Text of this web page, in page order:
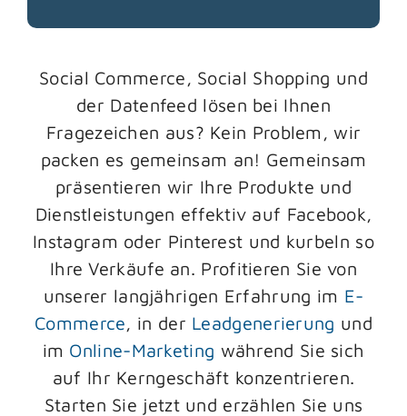
Social Commerce, Social Shopping und
der Datenfeed lösen bei Ihnen
Fragezeichen aus? Kein Problem, wir
packen es gemeinsam an! Gemeinsam
präsentieren wir Ihre Produkte und
Dienstleistungen effektiv auf Facebook,
Instagram oder Pinterest und kurbeln so
Ihre Verkäufe an. Profitieren Sie von
unserer langjährigen Erfahrung im E-
Commerce, in der Leadgenerierung und
im Online-Marketing während Sie sich
auf Ihr Kerngeschäft konzentrieren.
Starten Sie jetzt und erzählen Sie uns